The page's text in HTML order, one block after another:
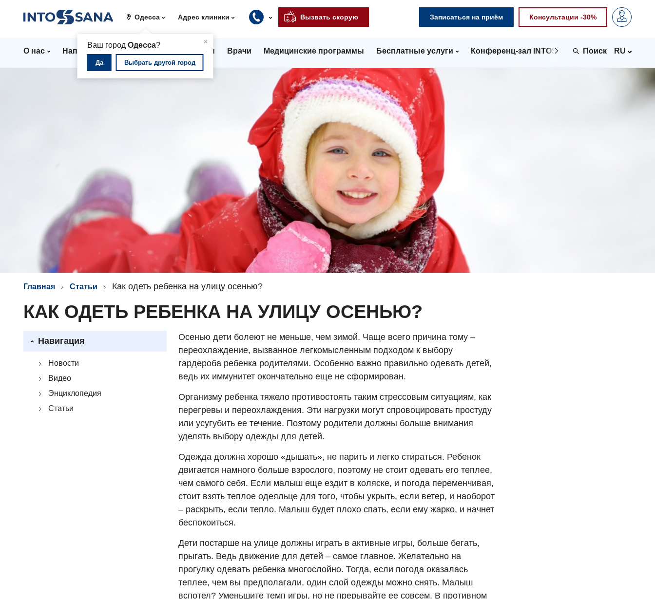
Одесса
×
Ваш город Одесса?
Да Выбрать другой город
Адрес клиники Вызвать скорую Записаться на приём Консультации -30%
О нас Направления Стационар Цены Врачи Медицинские программы Бесплатные услуги Конференц-зал INTOSPACE Контакты
RU
Главная Статьи Как одеть ребенка на улицу осенью?
КАК ОДЕТЬ РЕБЕНКА НА УЛИЦУ ОСЕНЬЮ?
Навигация
Новости
Видео
Энциклопедия
Статьи
Осенью дети болеют не меньше, чем зимой. Чаще всего причина тому –
переохлаждение, вызванное легкомысленным подходом к выбору
гардероба ребенка родителями. Особенно важно правильно одевать детей,
ведь их иммунитет окончательно еще не сформирован.
Организму ребенка тяжело противостоять таким стрессовым ситуациям, как
перегревы и переохлаждения. Эти нагрузки могут спровоцировать простуду
или усугубить ее течение. Поэтому родители должны больше внимания
уделять выбору одежды для детей.
Одежда должна хорошо «дышать», не парить и легко стираться. Ребенок
двигается намного больше взрослого, поэтому не стоит одевать его теплее,
чем самого себя. Если малыш еще ездит в коляске, и погода переменчивая,
стоит взять теплое одеяльце для того, чтобы укрыть, если ветер, и наоборот
– раскрыть, если тепло. Малыш будет плохо спать, если ему жарко, и начнет
беспокоиться.
Дети постарше на улице должны играть в активные игры, больше бегать,
прыгать. Ведь движение для детей – самое главное. Желательно на
прогулку одевать ребенка многослойно. Тогда, если погода оказалась
теплее, чем вы предполагали, один слой одежды можно снять. Малыш
вспотел? Уменьшите темп игры, но не прерывайте ее совсем. В противном